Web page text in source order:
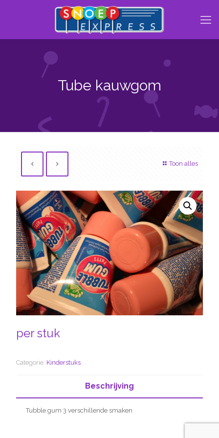
Tube kauwgom
Toon alles
per stuk
Categorie: Kinderstuks
Beschrijving
Tubble gum 3 verschillende smaken